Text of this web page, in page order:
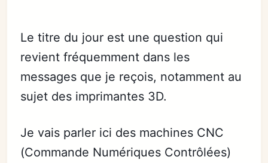
Le titre du jour est une question qui
revient fréquemment dans les
messages que je reçois, notamment au
sujet des imprimantes 3D.
Je vais parler ici des machines CNC
(Commande Numériques Contrôlées)